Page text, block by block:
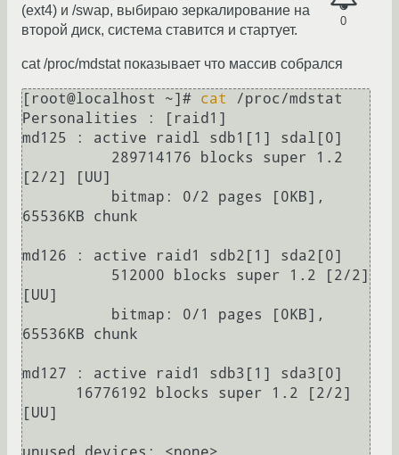
0
(ext4) и /swap, выбираю зеркалирование на
второй диск, система ставится и стартует.
cat /proc/mdstat показывает что массив собрался
[root@localhost ~]# cat
/proc/mdstat
Personalities : [raid1]
md125 : active raidl sdb1[1] sdal[0]
[2/2] [UU]
65536KB chunk
md126 : active raid1 sdb2[1] sda2[0]
[UU]
65536KB chunk
md127 : active raid1 sdb3[1] sda3[0]
[UU]